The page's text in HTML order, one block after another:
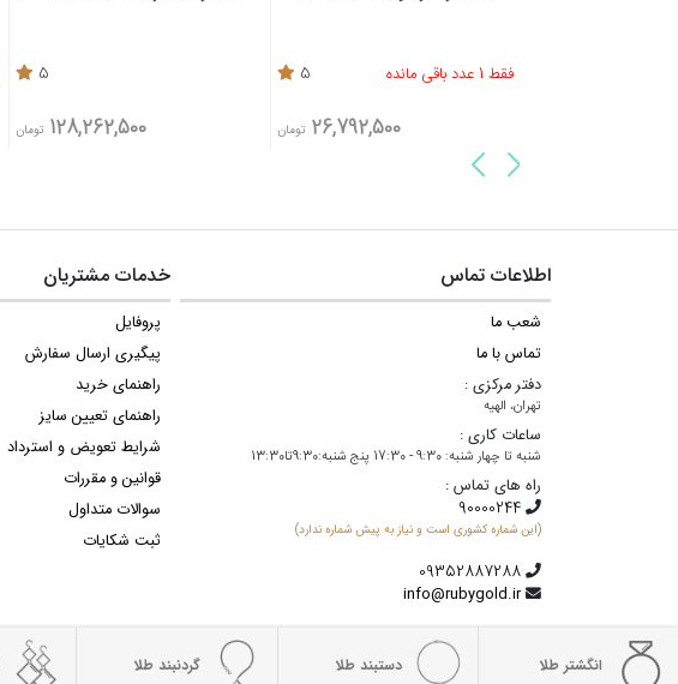
فقط 1 عدد باقی مانده 5
26,792,500 تومان
5
128,262,500 تومان
اطلاعات تماس
شعب ما
تماس با ما
دفتر مرکزی :
تهران، الهیه
ساعات کاری :
شنبه تا چهار شنبه: 9:30 - 17:30 پنج شنبه:9:30تا13:30
راه های تماس :
(این شماره کشوری است و نیاز به پیش شماره ندارد)
info@rubygold.ir
خدمات مشتریان
پروفایل
پیگیری ارسال سفارش
راهنمای خرید
راهنمای تعیین سایز
شرایط تعویض و استرداد
قوانین و مقررات
سوالات متداول
ثبت شکایات
انگشتر طلا دستبند طلا گردنبند طلا